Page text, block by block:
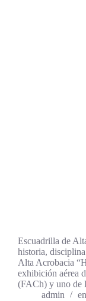
Escuadrilla de
historia,
Alta Acrobacia
exhibición aérea
(FACh) y uno de
admin